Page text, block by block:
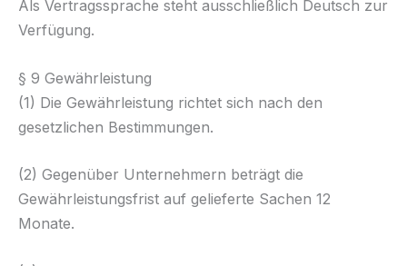
Als Vertragssprache steht ausschließlich Deutsch zur
Verfügung.
§ 9 Gewährleistung
(1) Die Gewährleistung richtet sich nach den
gesetzlichen Bestimmungen.
(2) Gegenüber Unternehmern beträgt die
Gewährleistungsfrist auf gelieferte Sachen 12
Monate.